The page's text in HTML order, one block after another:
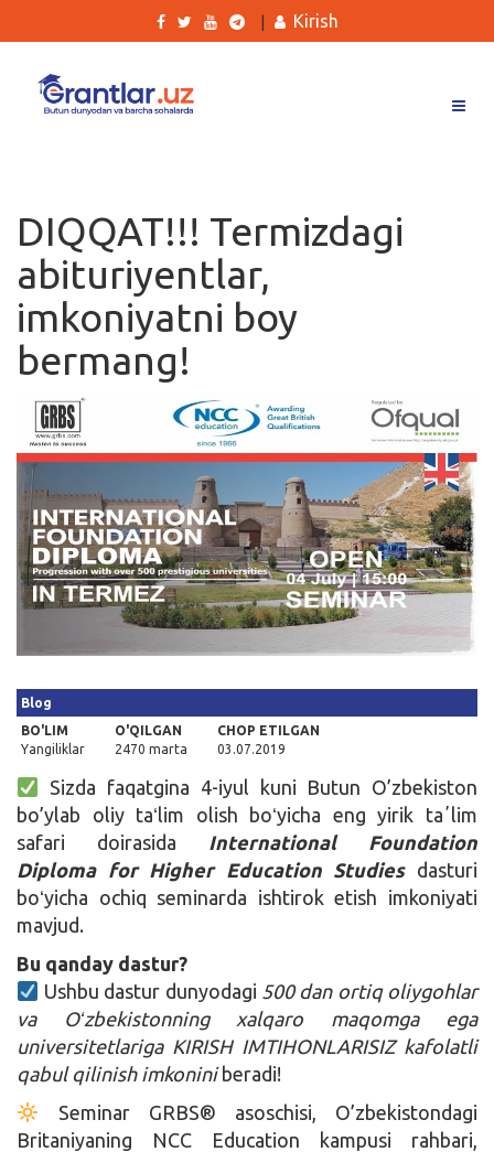
Ishlar
Kurslar
Blog
Yana
Qidirish
Kirish
Kirish
DIQQAT!!! Termizdagi
abituriyentlar,
imkoniyatni boy
bermang!
Blog
BO'LIM
Yangiliklar
O'QILGAN
2470 marta
CHOP ETILGAN
03.07.2019
Sizda faqatgina 4-iyul kuni Butun O’zbekiston
bo’ylab oliy taʻlim olish boʻyicha eng yirik taʼlim
safari doirasida International Foundation
Diploma for Higher Education Studiesdasturi
boʻyicha ochiq seminarda ishtirok etish imkoniyati
mavjud.
Bu qanday dastur?
Ushbu dastur dunyodagi 500 dan ortiq oliygohlar
va Oʻzbekistonning xalqaro maqomga ega
universitetlariga KIRISH IMTIHONLARISIZ kafolatli
qabul qilinish imkoniniberadi!
Seminar GRBS® asoschisi, O’zbekistondagi
Britaniyaning NCC Education kampusi rahbari,